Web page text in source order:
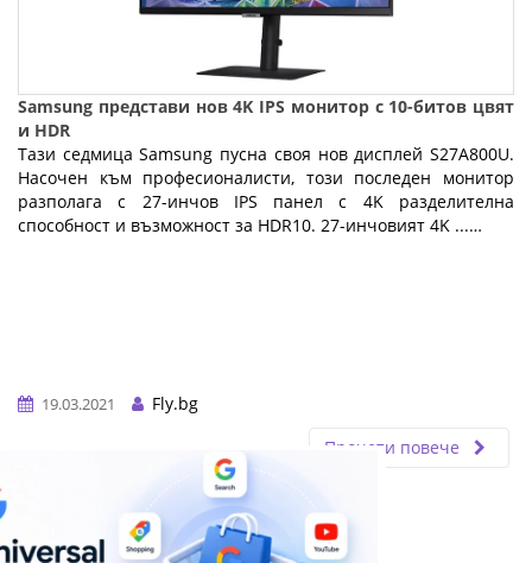
Samsung представи нов 4K IPS монитор с 10-битов цвят
и HDR
Тази седмица Samsung пусна своя нов дисплей S27A800U.
Насочен към професионалисти, този последен монитор
разполага с 27-инчов IPS панел с 4K разделителна
способност и възможност за HDR10. 27-инчовият 4K ...…
19.03.2021
Fly.bg
Прочети повече